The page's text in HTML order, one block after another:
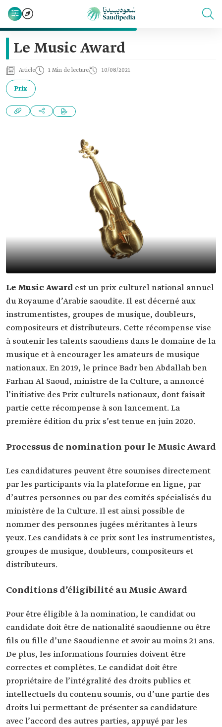
Le Music Award
Article 1 Min de lecture 10/08/2021
Prix
Le Music Award est un prix culturel national annuel
du Royaume d’Arabie saoudite. Il est décerné aux
instrumentistes, groupes de musique, doubleurs,
compositeurs et distributeurs. Cette récompense vise
à soutenir les talents saoudiens dans le domaine de la
musique et à encourager les amateurs de musique
nationaux. En 2019, le prince Badr ben Abdallah ben
Farhan Al Saoud, ministre de la Culture, a annoncé
l’initiative des Prix culturels nationaux, dont faisait
partie cette récompense à son lancement. La
première édition du prix s’est tenue en juin 2020.
Processus de nomination pour le Music Award
Les candidatures peuvent être soumises directement
par les participants via la plateforme en ligne, par
d’autres personnes ou par des comités spécialisés du
ministère de la Culture. Il est ainsi possible de
nommer des personnes jugées méritantes à leurs
yeux. Les candidats à ce prix sont les instrumentistes,
groupes de musique, doubleurs, compositeurs et
distributeurs.
Conditions d’éligibilité au Music Award
Pour être éligible à la nomination, le candidat ou
candidate doit être de nationalité saoudienne ou être
fils ou fille d’une Saoudienne et avoir au moins 21 ans.
De plus, les informations fournies doivent être
correctes et complètes. Le candidat doit être
propriétaire de l’intégralité des droits publics et
intellectuels du contenu soumis, ou d’une partie des
droits lui permettant de présenter sa candidature
avec l’accord des autres parties, appuyé par les